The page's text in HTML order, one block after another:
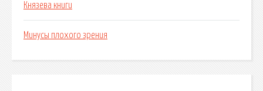
Князева книги
Минусы плохого зрения